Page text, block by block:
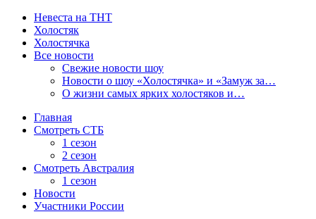
Невеста на ТНТ
Холостяк
Холостячка
Все новости
Свежие новости шоу
Новости о шоу «Холостячка» и «Замуж за…
О жизни самых ярких холостяков и…
Главная
Смотреть СТБ
1 сезон
2 сезон
Смотреть Австралия
1 сезон
Новости
Участники России